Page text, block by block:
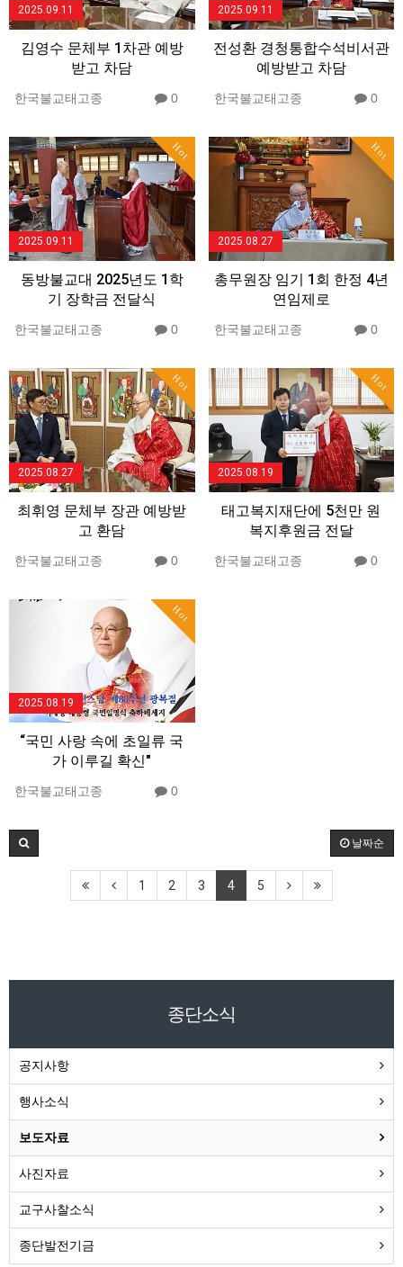
2025.09.11
김영수 문체부 1차관 예방
받고 차담
한국불교태고종 0
2025.09.11
전성환 경청통합수석비서관
예방받고 차담
한국불교태고종 0
Hot
2025.09.11
동방불교대 2025년도 1학
기 장학금 전달식
한국불교태고종 0
Hot
2025.08.27
총무원장 임기 1회 한정 4년
연임제로
한국불교태고종 0
Hot
2025.08.27
최휘영 문체부 장관 예방받
고 환담
한국불교태고종 0
Hot
2025.08.19
태고복지재단에 5천만 원
복지후원금 전달
한국불교태고종 0
Hot
2025.08.19
“국민 사랑 속에 초일류 국
가 이루길 확신"
한국불교태고종 0
날짜순
1 2 3 4 5
종단소식
공지사항
행사소식
보도자료
사진자료
교구사찰소식
종단발전기금